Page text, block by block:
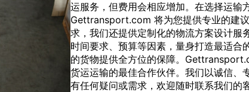
运服务，但费用会相应增加。在选择运输
Gettransport.com 将为您提供专业的建
求，我们还提供定制化的物流方案设计服
时间要求、预算等因素，量身打造最适合
的货物提供全方位的保障。
货运运输的最佳合作伙伴。我们以诚信、
有任何疑问或需求，欢迎随时联系我们的